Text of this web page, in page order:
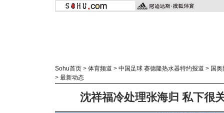
Sohu首页 > 体育频道 > 中国足球 赛德隆热水器特约报道 > 国奥
> 最新动态
沈祥福冷处理张海归 私下很